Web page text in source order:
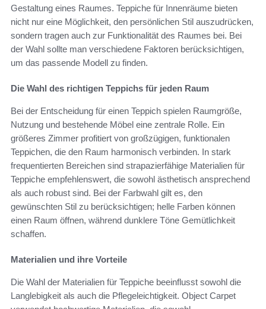
Gestaltung eines Raumes. Teppiche für Innenräume bieten
nicht nur eine Möglichkeit, den persönlichen Stil auszudrücken,
sondern tragen auch zur Funktionalität des Raumes bei. Bei
der Wahl sollte man verschiedene Faktoren berücksichtigen,
um das passende Modell zu finden.
Die Wahl des richtigen Teppichs für jeden Raum
Bei der Entscheidung für einen Teppich spielen Raumgröße,
Nutzung und bestehende Möbel eine zentrale Rolle. Ein
größeres Zimmer profitiert von großzügigen, funktionalen
Teppichen, die den Raum harmonisch verbinden. In stark
frequentierten Bereichen sind strapazierfähige Materialien für
Teppiche empfehlenswert, die sowohl ästhetisch ansprechend
als auch robust sind. Bei der Farbwahl gilt es, den
gewünschten Stil zu berücksichtigen; helle Farben können
einen Raum öffnen, während dunklere Töne Gemütlichkeit
schaffen.
Materialien und ihre Vorteile
Die Wahl der Materialien für Teppiche beeinflusst sowohl die
Langlebigkeit als auch die Pflegeleichtigkeit. Object Carpet